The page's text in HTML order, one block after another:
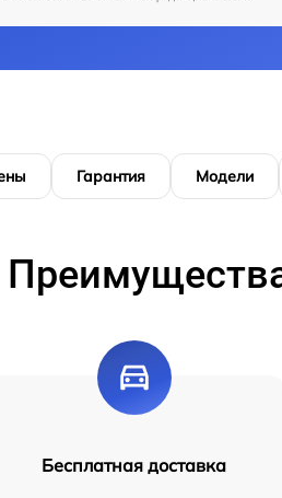
Гарантия Модели
Бесплатная доставка